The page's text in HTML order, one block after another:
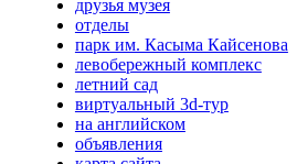
друзья музея
отделы
парк им. Касыма Кайсенова
левобережный комплекс
летний сад
виртуальный 3d-тур
на английском
объявления